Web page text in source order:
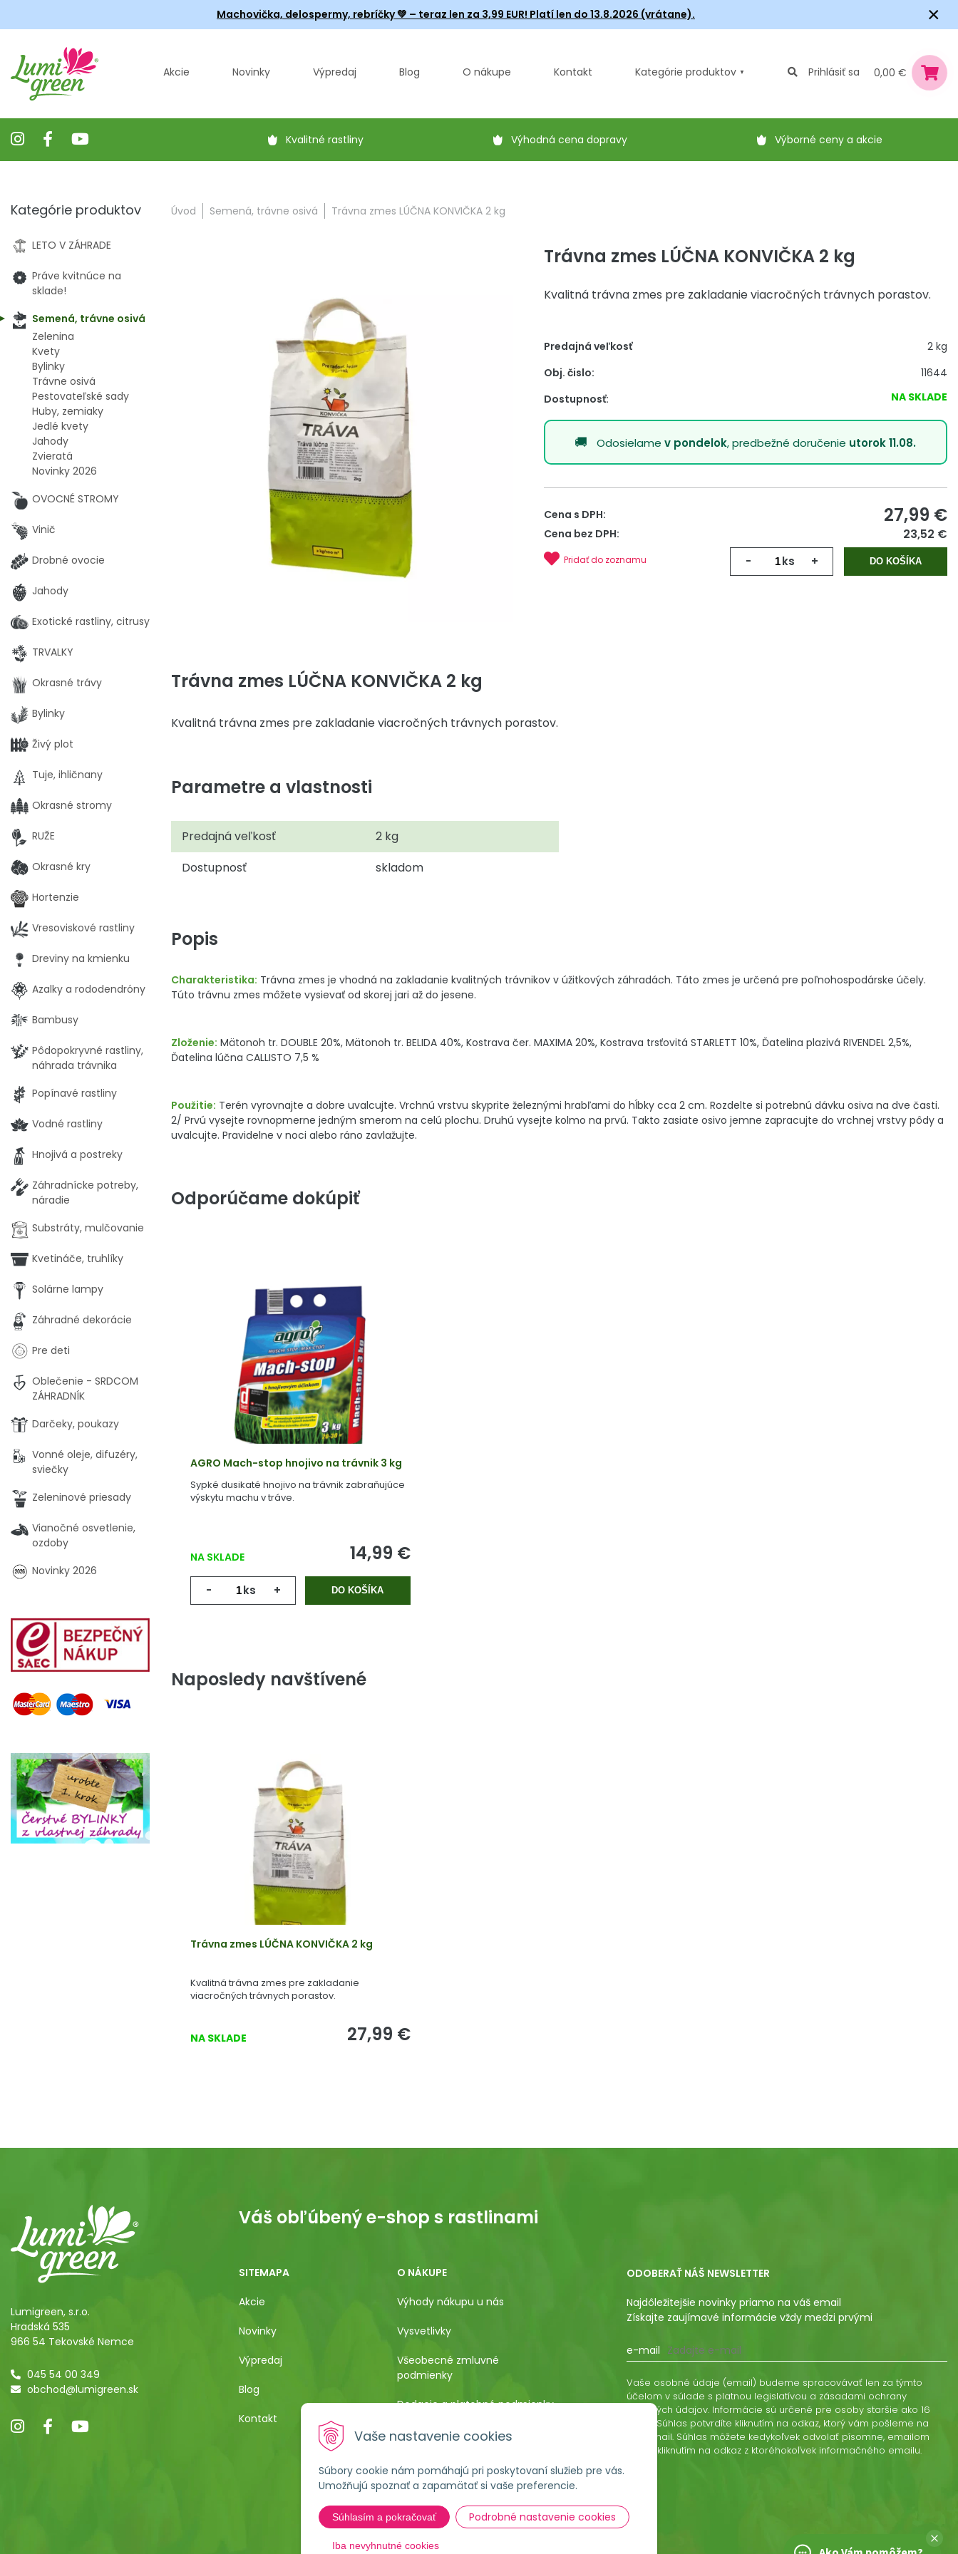
Vaše nastavenie cookies
Súbory cookie nám pomáhajú pri poskytovaní služieb pre vás.
Umožňujú spoznať a zapamätať si vaše preferencie.
Súhlasím a pokračovať Podrobné nastavenie cookies
Iba nevyhnutné cookies
Machovička, delospermy, rebríčky💚 – teraz len za 3,99 EUR! Platí len do 13.8.2026 (vrátane). ×
Akcie Novinky Výpredaj Blog O nákupe Kontakt Kategórie produktov Prihlásiť sa 0,00 €
Kvalitné rastliny Výhodná cena dopravy Výborné ceny a akcie
Úvod Semená, trávne osivá Trávna zmes LÚČNA KONVIČKA 2 kg
Trávna zmes LÚČNA KONVIČKA 2 kg
Kvalitná trávna zmes pre zakladanie viacročných trávnych porastov.
Predajná veľkosť
2 kg
Obj. čislo:
11644
Dostupnosť:
NA SKLADE
Odosielamev pondelok, predbežné doručenie utorok 11.08.
Cena s DPH: 27,99 €
Cena bez DPH: 23,52 €
- ks + DO KOŠÍKA
Pridať do zoznamu
Trávna zmes LÚČNA KONVIČKA 2 kg
Kvalitná trávna zmes pre zakladanie viacročných trávnych porastov.
Parametre a vlastnosti
Predajná veľkosť
2 kg
Dostupnosť
skladom
Popis
Charakteristika: Trávna zmes je vhodná na zakladanie kvalitných trávnikov v úžitkových záhradách. Táto zmes je určená pre poľnohospodárske účely.
Túto trávnu zmes môžete vysievať od skorej jari až do jesene.
Zloženie: Mätonoh tr. DOUBLE 20%, Mätonoh tr. BELIDA 40%, Kostrava čer. MAXIMA 20%, Kostrava trsťovitá STARLETT 10%, Ďatelina plazivá RIVENDEL 2,5%,
Ďatelina lúčna CALLISTO 7,5 %
Použitie: Terén vyrovnajte a dobre uvalcujte. Vrchnú vrstvu skyprite železnými hrabľami do hĺbky cca 2 cm. Rozdelte si potrebnú dávku osiva na dve časti.
2/ Prvú vysejte rovnopmerne jedným smerom na celú plochu. Druhú vysejte kolmo na prvú. Takto zasiate osivo jemne zapracujte do vrchnej vrstvy pôdy a
uvalcujte. Pravidelne v noci alebo ráno zavlažujte.
Odporúčame dokúpiť
AGRO Mach-stop hnojivo na trávnik 3 kg
Sypké dusikaté hnojivo na trávnik zabraňujúce
výskytu machu v tráve.
NA SKLADE 14,99 €
- ks + DO KOŠÍKA
Naposledy navštívené
Trávna zmes LÚČNA KONVIČKA 2 kg
Kvalitná trávna zmes pre zakladanie
viacročných trávnych porastov.
NA SKLADE 27,99 €
Kategórie produktov
LETO V ZÁHRADE
Práve kvitnúce na
sklade!
Semená, trávne osivá
Zelenina
Kvety
Bylinky
Trávne osivá
Pestovateľské sady
Huby, zemiaky
Jedlé kvety
Jahody
Zvieratá
Novinky 2026
OVOCNÉ STROMY
Vinič
Drobné ovocie
Jahody
Exotické rastliny, citrusy
TRVALKY
Okrasné trávy
Bylinky
Živý plot
Tuje, ihličnany
Okrasné stromy
RUŽE
Okrasné kry
Hortenzie
Vresoviskové rastliny
Dreviny na kmienku
Azalky a rododendróny
Bambusy
Pôdopokryvné rastliny,
náhrada trávnika
Popínavé rastliny
Vodné rastliny
Hnojivá a postreky
Záhradnícke potreby,
náradie
Substráty, mulčovanie
Kvetináče, truhlíky
Solárne lampy
Záhradné dekorácie
Pre deti
Oblečenie - SRDCOM
ZÁHRADNÍK
Darčeky, poukazy
Vonné oleje, difuzéry,
sviečky
Zeleninové priesady
Vianočné osvetlenie,
ozdoby
Novinky 2026
Lumigreen, s.r.o.
Hradská 535
966 54 Tekovské Nemce
045 54 00 349
obchod@lumigreen.sk
Váš obľúbený e-shop s rastlinami
SITEMAPA
Akcie
Novinky
Výpredaj
Blog
Kontakt
O NÁKUPE
Výhody nákupu u nás
Vysvetlivky
Všeobecné zmluvné
podmienky
Dodacie a platobné podmienky
Pestovateľský manuál
Poučenie o uplatnení práva
kupujúceho na odstúpenie od
kúpnej zmluvy
Formulár na ostúpenie od
ODOBERAŤ NÁŠ NEWSLETTER
Najdôležitejšie novinky priamo na váš email
Získajte zaujímavé informácie vždy medzi prvými
e-mail
Vaše osobné údaje (email) budeme spracovávať len za týmto
účelom v súlade s platnou legislatívou a zásadami ochrany
osobných údajov. Informácie sú určené pre osoby staršie ako 16
rokov. Súhlas potvrdíte kliknutím na odkaz, ktorý vám pošleme na
váš email. Súhlas môžete kedykoľvek odvolať písomne, emailom
alebo kliknutím na odkaz z ktoréhokoľvek informačného emailu.